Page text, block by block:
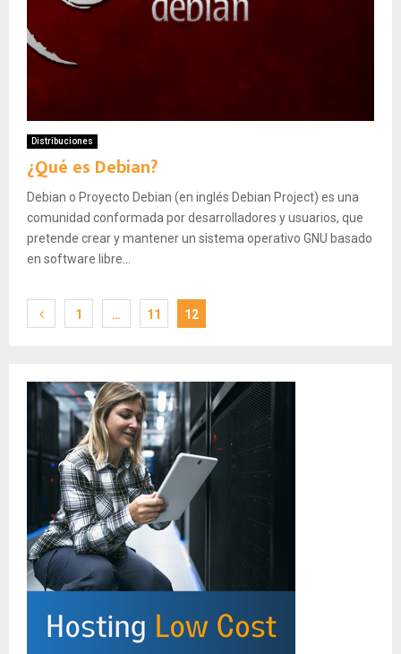
Distribuciones
¿Qué es Debian?
Debian o Proyecto Debian (en inglés Debian Project) es una
comunidad conformada por desarrolladores y usuarios, que
pretende crear y mantener un sistema operativo GNU basado
en software libre...
Paginación
entradas
1 … 11 12